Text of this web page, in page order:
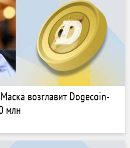
возглавит Dogecoin-
млн